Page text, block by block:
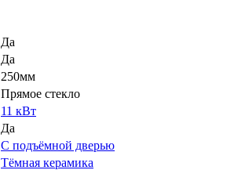
Да
Да
250мм
Прямое стекло
11 кВт
Да
С подъёмной дверью
Тёмная керамика